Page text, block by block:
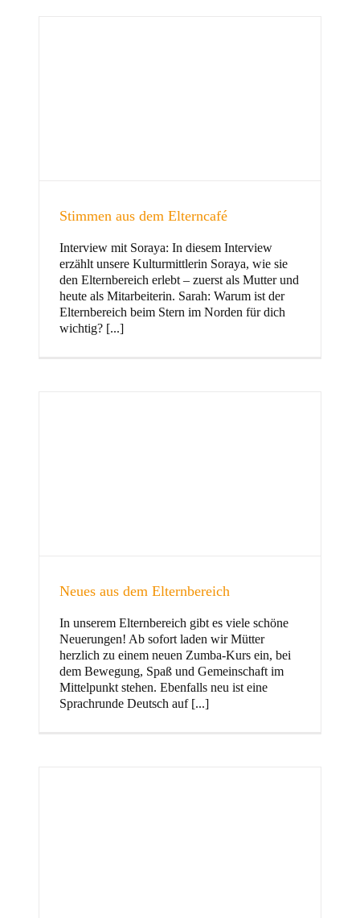
und Familie
Kinder
Stimmen aus dem Elterncafé
Interview mit Soraya: In diesem Interview
erzählt unsere Kulturmittlerin Soraya, wie sie
den Elternbereich erlebt – zuerst als Mutter und
heute als Mitarbeiterin. Sarah: Warum ist der
Elternbereich beim Stern im Norden für dich
wichtig? [...]
Neues aus dem Elternbereich
In unserem Elternbereich gibt es viele schöne
Neuerungen! Ab sofort laden wir Mütter
herzlich zu einem neuen Zumba-Kurs ein, bei
dem Bewegung, Spaß und Gemeinschaft im
Mittelpunkt stehen. Ebenfalls neu ist eine
Sprachrunde Deutsch auf [...]